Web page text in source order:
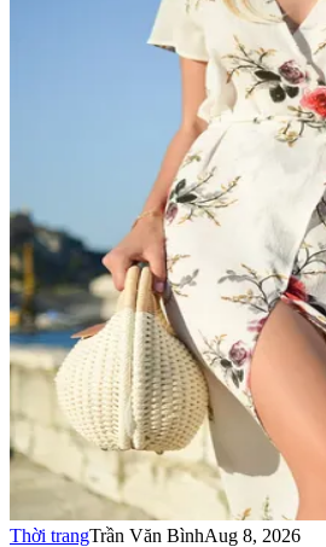
Thời trangTrần Văn BìnhAug 8, 2026